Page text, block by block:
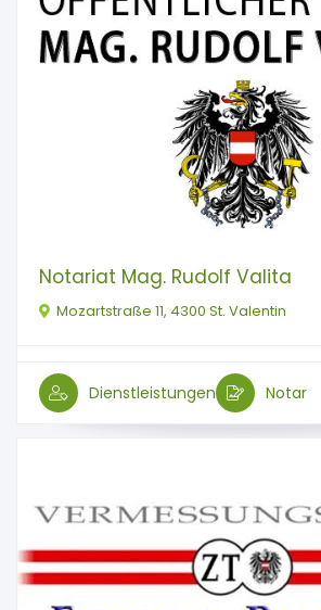
Notariat Mag. Rudolf Valita
Mozartstraße 11, 4300 St. Valentin
Dienstleistungen Notar